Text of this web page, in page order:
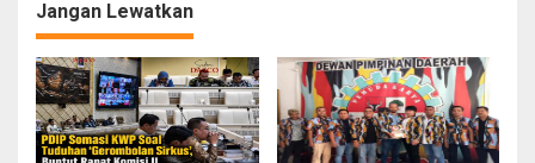
Jangan Lewatkan